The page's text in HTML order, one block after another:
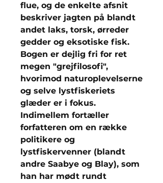
flue, og de enkelte afsnit
beskriver jagten på blandt
andet laks, torsk, ørreder
gedder og eksotiske fisk.
Bogen er dejlig fri for ret
megen "grejfilosofi",
hvorimod naturoplevelserne
og selve lystfiskeriets
glæder er i fokus.
Indimellem fortæller
forfatteren om en række
politikere og
lystfiskervenner (blandt
andre Saabye og Blay), som
han har mødt rundt